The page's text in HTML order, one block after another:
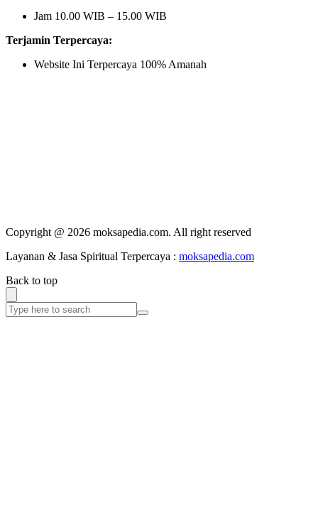
Jam 10.00 WIB – 15.00 WIB
Terjamin Terpercaya:
Website Ini Terpercaya 100% Amanah
Copyright @ 2026 moksapedia.com. All right reserved
Layanan & Jasa Spiritual Terpercaya : moksapedia.com
Back to top